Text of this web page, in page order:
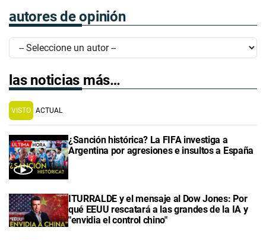
autores de opinión
las noticias más…
VISTO ACTUAL
¿Sanción histórica? La FIFA investiga a
Argentina por agresiones e insultos a España
ITURRALDE y el mensaje al Dow Jones: Por
qué EEUU rescatará a las grandes de la IA y
"envidia el control chino"